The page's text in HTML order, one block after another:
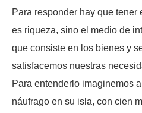
Para responder hay que
es riqueza, sino el medio de
que consiste en los bienes y
satisfacemos nuestras
Para entenderlo imaginemos
náufrago en su isla, con cien